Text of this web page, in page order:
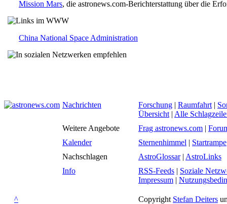
Mission Mars, die astronews.com-Berichterstattung über die
China National Space Administration
Nachrichten Forschung | Raumfahrt |
Übersicht | Alle
Weitere Angebote
Frag astronews.com |
Kalender
Sternenhimmel | Startrampe
Nachschlagen
AstroGlossar| AstroLinks
Info
RSS-Feeds | Soziale
Impressum |
^ Copyright Stefan Deiters